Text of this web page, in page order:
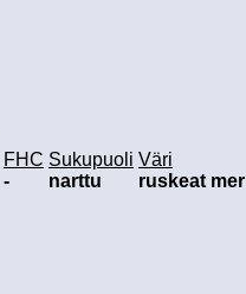
FHC
-
Sukupuoli
narttu
Väri
ruskeat